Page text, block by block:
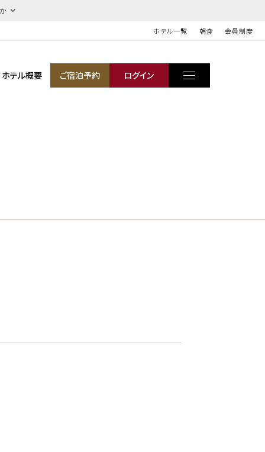
ホテル一覧 朝食 会員制度
ホテル概要 ご宿泊予約 ログイン